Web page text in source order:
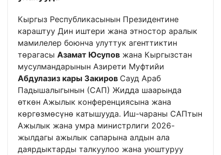
Кыргыз Республикасынын Президентине
караштуу Дин иштери жана этностор аралык
мамилелер боюнча улуттук агенттиктин
төрагасы Азамат Юсупов жана Кыргызстан
мусулмандарынын Азирети Муфтийи
Абдулазиз кары Закиров Сауд Араб
Падышалыгынын (САП) Жидда шаарында
өткөн Ажылык конференциясына жана
көргөзмөсүнө катышууда. Иш-чараны САПтын
Ажылык жана умра министрлиги 2026-
жылдагы ажылык сапарына алдын ала
даярдыктарды талкуулоо жана уюштуруу